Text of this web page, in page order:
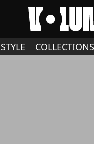
STYLE COLLECTIONS